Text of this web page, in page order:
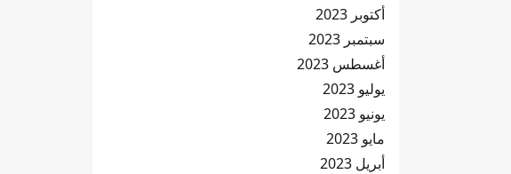
أكتوبر 2023
سبتمبر 2023
أغسطس 2023
يوليو 2023
يونيو 2023
مايو 2023
أبريل 2023